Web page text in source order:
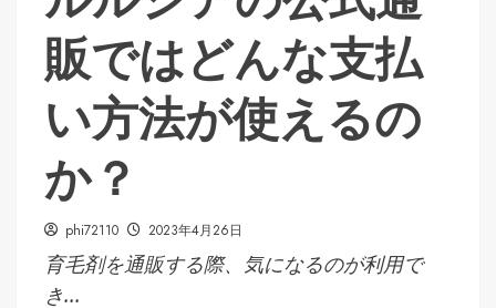
販ではどんな支払
い方法が使えるの
か？
phi72110 2023年4月26日
育毛剤を通販する際、気になるのが利用で
き...